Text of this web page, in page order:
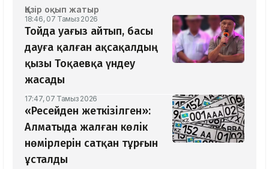
Қазір оқып жатыр
18:46, 07 Тамыз 2026
Тойда уағыз айтып, басы
дауға қалған ақсақалдың
қызы Тоқаевқа үндеу
жасады
17:47, 07 Тамыз 2026
«Ресейден жеткізілген»:
Алматыда жалған көлік
нөмірлерін сатқан тұрғын
ұсталды